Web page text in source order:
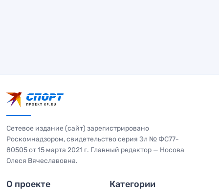
Сетевое издание (сайт) зарегистрировано
Роскомнадзором, свидетельство серия Эл № ФС77-
80505 от 15 марта 2021 г. Главный редактор — Носова
Олеся Вячеславовна.
О проекте Категории